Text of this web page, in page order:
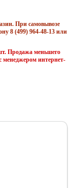
При самовывозе
8 (499) 964-48-13 или
Продажа меньшего
менеджером интернет-